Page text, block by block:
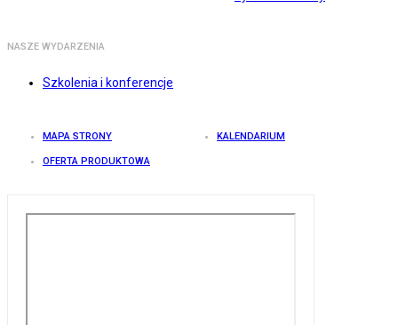
NASZE WYDARZENIA
Szkolenia i konferencje
MAPA STRONY KALENDARIUM
OFERTA PRODUKTOWA